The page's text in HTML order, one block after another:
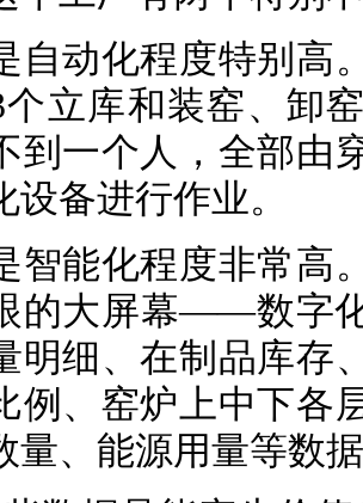
动化程度特别高
立库和装窑、卸
到一个人，全部由
设备进行作业。
能化程度非常高
的大屏幕——数字
明细、在制品库存
例、窑炉上中下各
量、能源用量等数